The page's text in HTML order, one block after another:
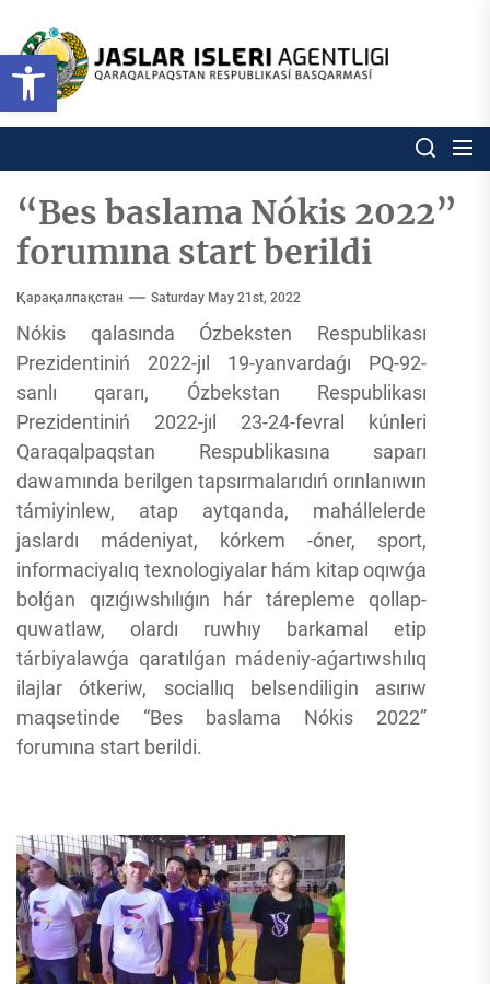
Open toolbar
content
Respublikası
basqarması
Ózbekstan jaslar isleri
“Bes baslama Nókis 2022”
forumına start berildi
Қарақалпақстан Saturday May 21st, 2022
Nókis qalasında Ózbeksten Respublikası
Prezidentiniń 2022-jıl 19-yanvardaǵı PQ-92-
sanlı qararı, Ózbekstan Respublikası
Prezidentiniń 2022-jıl 23-24-fevral kúnleri
Qaraqalpaqstan Respublikasına saparı
dawamında berilgen tapsırmalarıdıń orınlanıwın
támiyinlew, atap aytqanda, mahállelerde
jaslardı mádeniyat, kórkem -óner, sport,
informaciyalıq texnologiyalar hám kitap oqıwǵa
bolǵan qızıǵıwshılıǵın hár tárepleme qollap-
quwatlaw, olardı ruwhıy barkamal etip
tárbiyalawǵa qaratılǵan mádeniy-aǵartıwshılıq
ilajlar ótkeriw, sociallıq belsendiligin asırıw
maqsetinde “Bes baslama Nókis 2022”
forumına start berildi.